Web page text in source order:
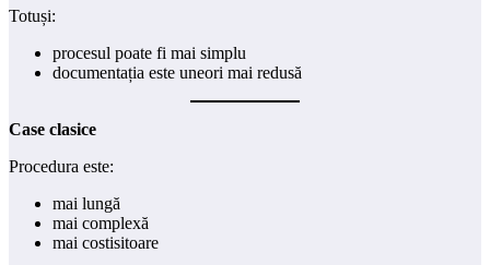
Totuși:
procesul poate fi mai simplu
documentația este uneori mai redusă
Case clasice
Procedura este:
mai lungă
mai complexă
mai costisitoare